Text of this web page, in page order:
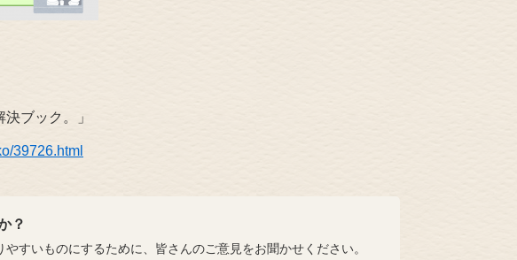
ブック。」
39726.html
？
すいものにするために、皆さんのご意見をお聞かせください。